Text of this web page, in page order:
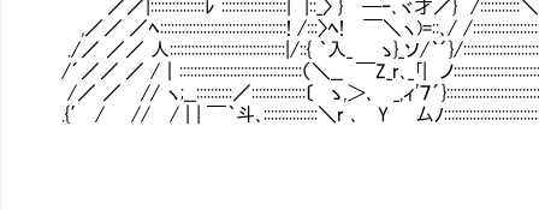
／／|:::::::::::::::ﾚ ::::::::::::::::::| |::_〉 } ─ｰ､ヾ才／} /:::::::::::＼:
,／／ ／ﾍ:::::::::::::::::::::::::::::::::::! /:::〉ﾍ! ￣＼ヽ)=::､/ /
./／ ／／ 人::::::::::::::::::::::::::::::::|/::{ ｀入_ ゝ}_ソ/｀´}/
/´／／ ／ /｜::::::::::::::::::::::::::::::::::（＼__ ￣Z_r､_｢| ノ
/／ ／ // ヽ;__::::::::::／:::::::::::::::〔 ゝ,＞､ _,ィ'７
.{′ / // / | | ￣｀斗､:::::::::::::::＼r ､ Y 厶ﾉ